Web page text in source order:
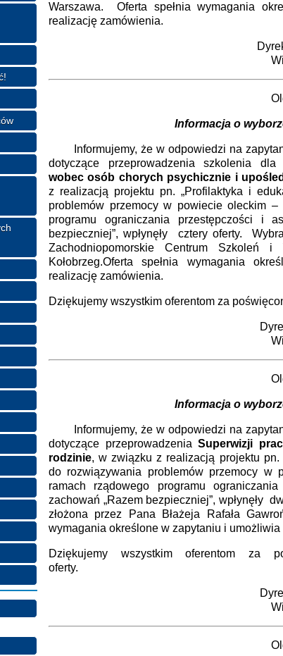
Warszawa. Oferta spełnia wymagania
realizację zamówienia.
Dyrektor PCPR
Wiesława
Olecko, dn.
Informacja o
Informujemy, że w odpowiedzi na
dotyczące przeprowadzenia szkolenia dla
wobec osób chorych psychicznie i
z realizacją projektu pn. „Profilaktyka i
problemów przemocy w powiecie oleckim
programu ograniczania przestępczości i
bezpieczniej”, wpłynęły cztery oferty.
Zachodniopomorskie Centrum Szkoleń i
Kołobrzeg.Oferta spełnia wymagania
realizację zamówienia.
Dziękujemy wszystkim oferentom za
Dyrektor PCPR
Wiesława
Olecko, dn.
Informacja o
Informujemy, że w odpowiedzi na
dotyczące przeprowadzeniaSuperwizji
rodzinie, w związku z realizacją projektu
do rozwiązywania problemów przemocy w
ramach rządowego programu
zachowań „Razem bezpieczniej”, wpłynęły
złożona przez Pana Błażeja Rafała
wymagania określone w zapytaniu i
Dziękujemy wszystkim oferentom za
oferty.
Dyrektor PCPR
Wiesława
Olecko, dn.